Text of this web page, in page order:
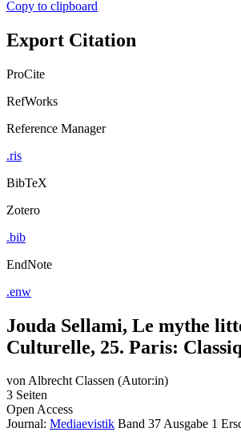
Copy to clipboard
Export Citation
ProCite
RefWorks
Reference Manager
.ris
BibTeX
Zotero
.bib
EndNote
.enw
Jouda Sellami, Le mythe
Culturelle, 25. Paris:
vonAlbrecht Classen (Autor:in)
3 Seiten
Open Access
Journal: Mediaevistik Band 37Ausgabe 1